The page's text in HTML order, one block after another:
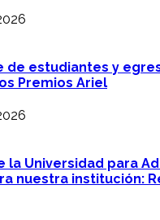
estudiantes y
Premios Ariel
la Universidad para
nuestra institución: